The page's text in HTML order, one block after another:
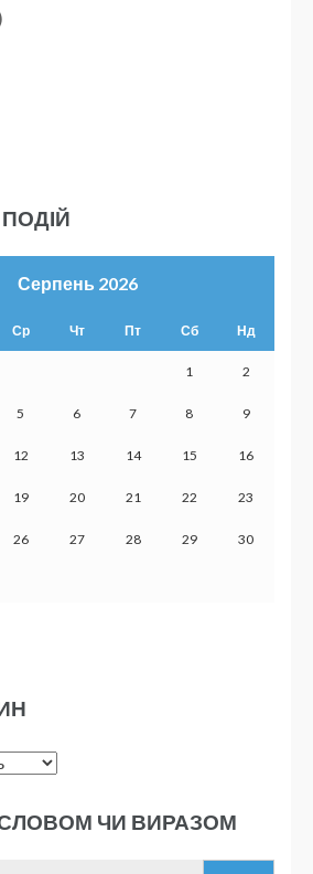
Серпень 2026
Ср Чт Пт Сб Нд
1 2
5 6 7 8 9
12 13 14 15 16
19 20 21 22 23
26 27 28 29 30
ЧИ ВИРАЗОМ